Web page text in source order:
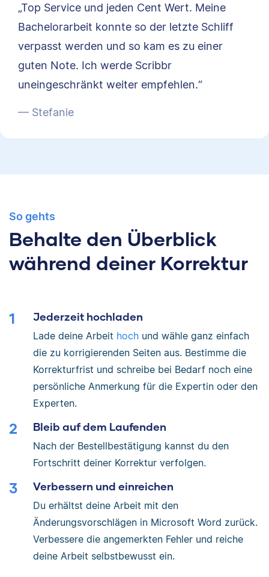
„Top Service und jeden Cent Wert. Meine
Bachelorarbeit konnte so der letzte Schliff
verpasst werden und so kam es zu einer
guten Note. Ich werde Scribbr
uneingeschränkt weiter empfehlen.“
— Stefanie
So gehts
Behalte den Überblick
während deiner Korrektur
Jederzeit hochladen
Lade deine Arbeit hoch und wähle ganz einfach
die zu korrigierenden Seiten aus. Bestimme die
Korrekturfrist und schreibe bei Bedarf noch eine
persönliche Anmerkung für die Expertin oder den
Experten.
Bleib auf dem Laufenden
Nach der Bestellbestätigung kannst du den
Fortschritt deiner Korrektur verfolgen.
Verbessern und einreichen
Du erhältst deine Arbeit mit den
Änderungsvorschlägen in Microsoft Word zurück.
Verbessere die angemerkten Fehler und reiche
deine Arbeit selbstbewusst ein.